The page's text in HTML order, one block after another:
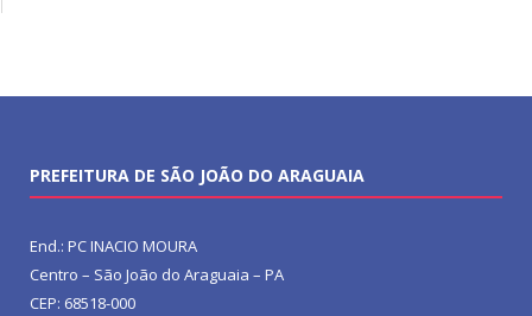
PREFEITURA DE SÃO JOÃO DO ARAGUAIA
End.: PC INACIO MOURA
Centro – São João do Araguaia – PA
CEP: 68518-000